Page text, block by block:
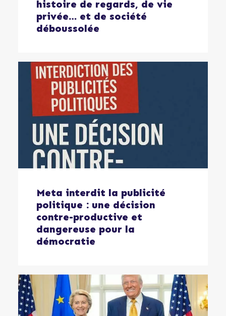
histoire de regards, de vie
privée… et de société
déboussolée
Meta interdit la publicité
politique : une décision
contre-productive et
dangereuse pour la
démocratie